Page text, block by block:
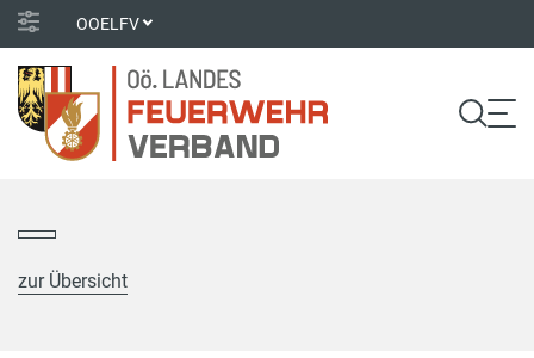
OOELFV
zur Übersicht